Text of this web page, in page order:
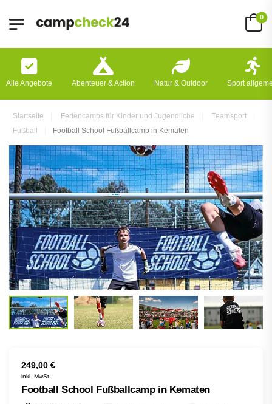
0
Alle Angebote Abenteuer & Action Natur & Outdoor Sport
Startseite Feriencamps für Kinder und Jugendliche
Teamsport
Fußball
Football School Fußballcamp in Kematen
249,00 €
inkl. MwSt.
Football School Fußballcamp in Kematen